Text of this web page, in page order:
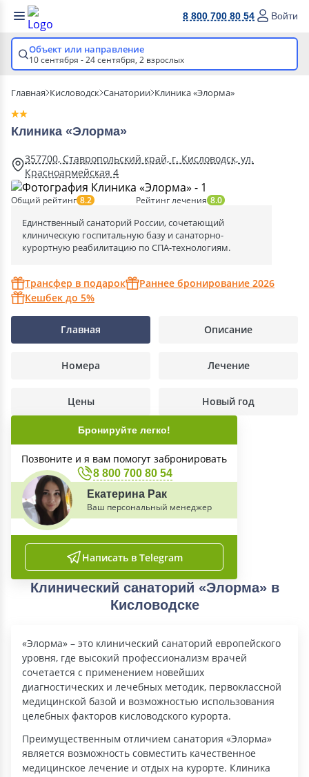
8 800 700 80 54 Войти
Объект или направление
10 сентября - 24 сентября, 2 взрослых
Главная Кисловодск Санатории Клиника «Элорма»
Клиника «Элорма»
357700, Ставропольский край, г. Кисловодск, ул.
Красноармейская 4
Рейтинг лечения 8.0
Общий рейтинг 8.2
Единственный санаторий России, сочетающий
клиническую госпитальную базу и санаторно-
курортную реабилитацию по СПА-технологиям.
Трансфер в подарок
Раннее бронирование 2026
Кешбек до 5%
Главная Описание
Номера Лечение
Цены Новый год
Бронируйте легко!
Позвоните и я вам помогут забронировать
8 800 700 80 54
Екатерина Рак
Ваш персональный менеджер
Написать в Telegram
Клинический санаторий «Элорма» в
Кисловодске
«Элорма» – это клинический санаторий европейского
уровня, где высокий профессионализм врачей
сочетается с применением новейших
диагностических и лечебных методик, первоклассной
медицинской базой и возможностью использования
целебных факторов кисловодского курорта.
Преимущественным отличием санатория «Элорма»
является возможность совместить качественное
медицинское лечение и отдых на курорте. Клиника